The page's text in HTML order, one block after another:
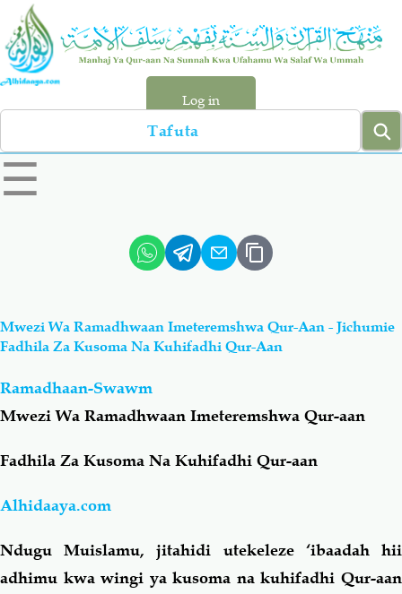
Skip
main
content
Log in
Search
left
sidebar
☰
Hadiyth
Aqiydah Manhaj
Shirki & Kufru
Fiqh-Ibaadah
Fataawa Za Ulamaa Kauli Za Salaf
Mwezi Wa Ramadhwaan Imeteremshwa Qur-Aan - Jichumie
Fadhila Za Kusoma Na Kuhifadhi Qur-Aan
Ramadhaan-Swawm
Mwezi Wa Ramadhwaan Imeteremshwa Qur-aan
Fadhila Za Kusoma Na Kuhifadhi Qur-aan
Alhidaaya.com
Ndugu Muislamu, jitahidi utekeleze ‘ibaadah hii
adhimu kwa wingi ya kusoma na kuhifadhi Qur-aan